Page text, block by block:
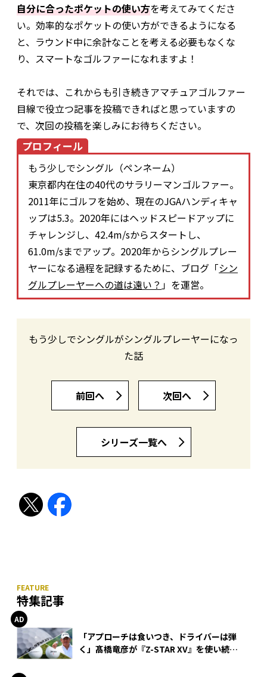
自分に合ったポケットの使い方を考えてみてくださ
い。効率的なポケットの使い方ができるようになる
と、ラウンド中に余計なことを考える必要もなくな
り、スマートなゴルファーになれますよ！
それでは、これからも引き続きアマチュアゴルファー
目線で役立つ記事を投稿できればと思っていますの
で、次回の投稿を楽しみにお待ちください。
プロフィール
もう少しでシングル（ペンネーム）
東京都内在住の40代のサラリーマンゴルファー。
2011年にゴルフを始め、現在のJGAハンディキャ
ップは5.3。2020年にはヘッドスピードアップに
チャレンジし、42.4m/sからスタートし、
61.0m/sまでアップ。2020年からシングルプレー
ヤーになる過程を記録するために、ブログ「シン
グルプレーヤーへの道は遠い？」を運営。
もう少しでシングルがシングルプレーヤーになっ
た話
前回へ 次回へ
シリーズ一覧へ
特集記事
「アプローチは食いつき、ドライバーは弾
く」髙橋竜彦が『Z-STAR XV』を使い続け